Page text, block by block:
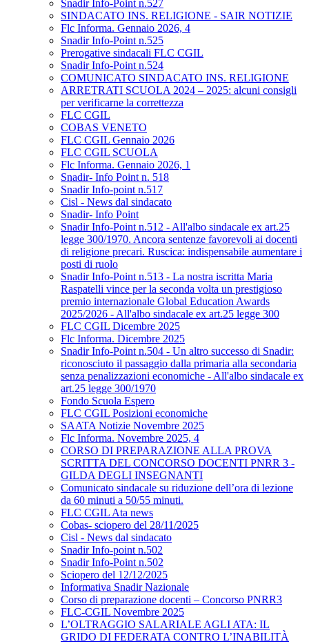
Snadir Info-Point n.527
SINDACATO INS. RELIGIONE - SAIR NOTIZIE
Flc Informa. Gennaio 2026, 4
Snadir Info-Point n.525
Prerogative sindacali FLC CGIL
Snadir Info-Point n.524
COMUNICATO SINDACATO INS. RELIGIONE
ARRETRATI SCUOLA 2024 – 2025: alcuni consigli
per verificarne la correttezza
FLC CGIL
COBAS VENETO
FLC CGIL Gennaio 2026
FLC CGIL SCUOLA
Flc Informa. Gennaio 2026, 1
Snadir- Info Point n. 518
Snadir Info-point n.517
Cisl - News dal sindacato
Snadir- Info Point
Snadir Info-Point n.512 - All'albo sindacale ex art.25
legge 300/1970. Ancora sentenze favorevoli ai docenti
di religione precari. Ruscica: indispensabile aumentare i
posti di ruolo
Snadir Info-Point n.513 - La nostra iscritta Maria
Raspatelli vince per la seconda volta un prestigioso
premio internazionale Global Education Awards
2025/2026 - All'albo sindacale ex art.25 legge 300
FLC CGIL Dicembre 2025
Flc Informa. Dicembre 2025
Snadir Info-Point n.504 - Un altro successo di Snadir:
riconosciuto il passaggio dalla primaria alla secondaria
senza penalizzazioni economiche - All'albo sindacale ex
art.25 legge 300/1970
Fondo Scuola Espero
FLC CGIL Posizioni economiche
SAATA Notizie Novembre 2025
Flc Informa. Novembre 2025, 4
CORSO DI PREPARAZIONE ALLA PROVA
SCRITTA DEL CONCORSO DOCENTI PNRR 3 -
GILDA DEGLI INSEGNANTI
Comunicato sindacale su riduzione dell’ora di lezione
da 60 minuti a 50/55 minuti.
FLC CGIL Ata news
Cobas- sciopero del 28/11/2025
Cisl - News dal sindacato
Snadir Info-point n.502
Snadir Info-Point n.502
Sciopero del 12/12/2025
Informativa Snadir Nazionale
Corso di preparazione docenti – Concorso PNRR3
FLC-CGIL Novembre 2025
L’OLTRAGGIO SALARIALE AGLI ATA: IL
GRIDO DI FEDERATA CONTRO L’INABILITÀ